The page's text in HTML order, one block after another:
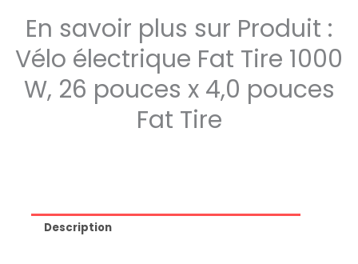
En savoir plus sur Produit :
Vélo électrique Fat Tire 1000
W, 26 pouces x 4,0 pouces
Fat Tire
Description